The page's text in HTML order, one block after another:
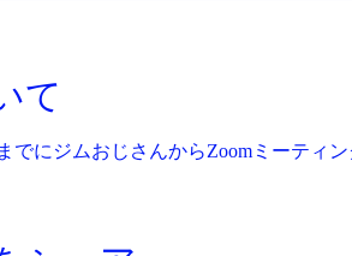
て
でにジムおじさんからZoomミーティン